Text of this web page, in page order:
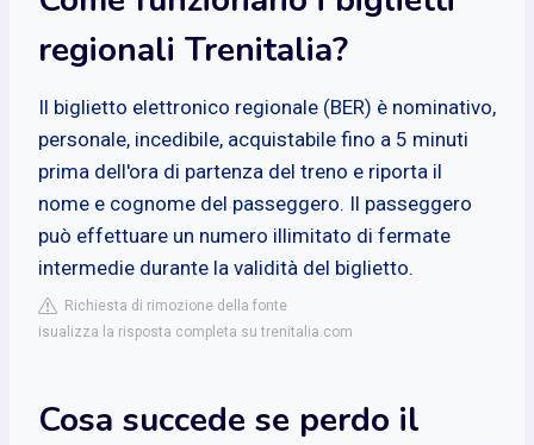
regionali Trenitalia?
Il biglietto elettronico regionale (BER) è nominativo,
personale, incedibile, acquistabile fino a 5 minuti
prima dell'ora di partenza del treno e riporta il
nome e cognome del passeggero. Il passeggero
può effettuare un numero illimitato di fermate
intermedie durante la validità del biglietto.
Richiesta di rimozione della fonte
isualizza la risposta completa su trenitalia.com
Cosa succede se perdo il